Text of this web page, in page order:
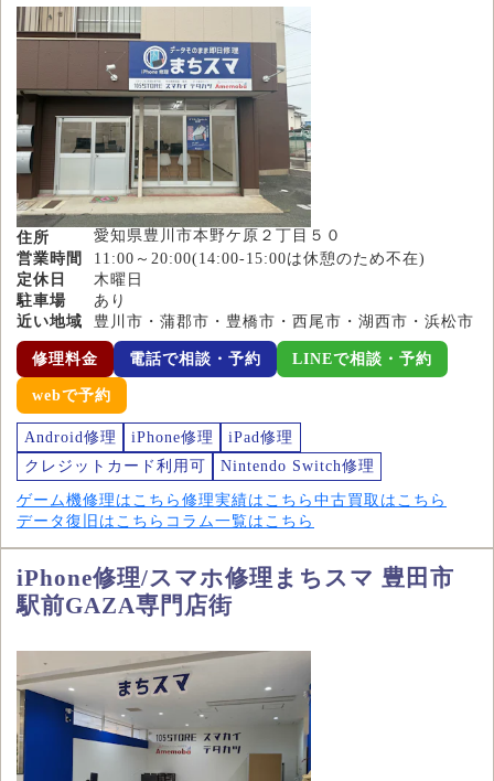
住所
愛知県豊川市本野ケ原２丁目５０
営業時間
11:00～20:00(14:00-15:00は休憩のため不在)
定休日
木曜日
駐車場
あり
近い地域
豊川市・蒲郡市・豊橋市・西尾市・湖西市・浜松市
修理料金 電話で相談・予約 LINEで相談・予約
webで予約
Android修理 iPhone修理
iPad修理
クレジットカード利用可
Nintendo Switch修理
ゲーム機修理はこちら 修理実績はこちら 中古買取はこちら
データ復旧はこちら コラム一覧はこちら
iPhone修理/スマホ修理まちスマ 豊田市
駅前GAZA専門店街